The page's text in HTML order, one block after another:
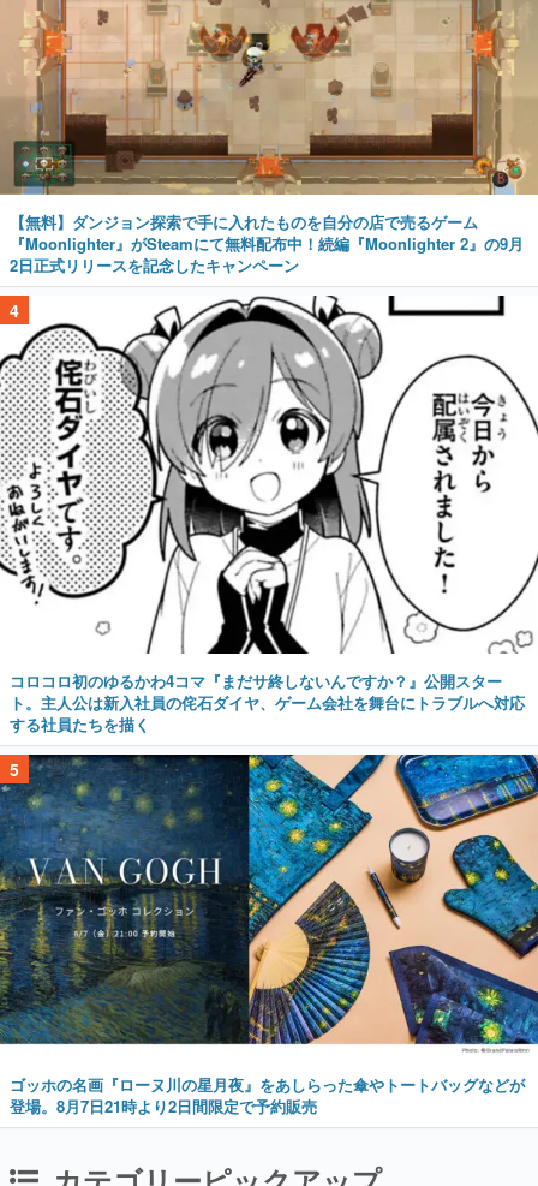
【無料】ダンジョン探索で手に入れたものを自分の店で売るゲーム
『Moonlighter』がSteamにて無料配布中！続編『Moonlighter 2』の9月
2日正式リリースを記念したキャンペーン
4
コロコロ初のゆるかわ4コマ『まだサ終しないんですか？』公開スター
ト。主人公は新入社員の侘石ダイヤ、ゲーム会社を舞台にトラブルへ対応
する社員たちを描く
5
ゴッホの名画『ローヌ川の星月夜』をあしらった傘やトートバッグなどが
登場。8月7日21時より2日間限定で予約販売